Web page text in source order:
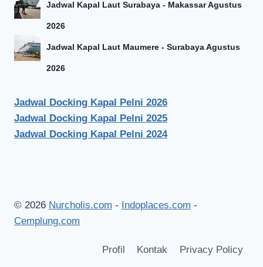
Jadwal Kapal Laut Surabaya - Makassar Agustus
2026
Jadwal Kapal Laut Maumere - Surabaya Agustus
2026
Jadwal Docking Kapal Pelni 2026
Jadwal Docking Kapal Pelni 2025
Jadwal Docking Kapal Pelni 2024
© 2026 Nurcholis.com - Indoplaces.com -
Cemplung.com
Profil Kontak
Privacy Policy